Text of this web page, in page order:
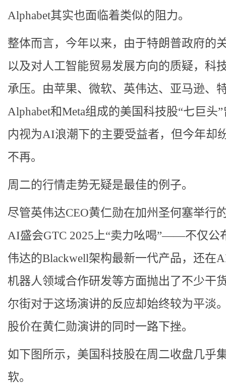
Alphabet其实也面临着类似的阻力。
整体而言，今年以来，由于特朗普政府的
以及对人工智能贸易发展方向的质疑，科
承压。由苹果、微软、英伟达、亚马逊、
Alphabet和Meta组成的美国科技股“七巨头
内视为AI浪潮下的主要受益者，但今年却
不再。
周二的行情走势无疑是最佳的例子。
尽管英伟达CEO黄仁勋在加州圣何塞举行
AI盛会GTC 2025上“卖力吆喝”——不仅公
伟达的Blackwell架构最新一代产品，还在
机器人领域合作研发等方面抛出了不少干
尔街对于这场演讲的反应却始终较为平淡
股价在黄仁勋演讲的同时一路下挫。
如下图所示，美国科技股在周二收盘几乎
软。